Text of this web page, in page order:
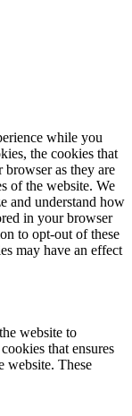
while you
the cookies that
browser as they are
of the website. We
and understand how
in your browser
to opt-out of these
may have an effect
website to
that ensures
website. These